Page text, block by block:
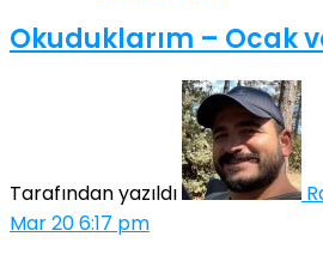
Okuduklarım – Ocak
Tarafından yazıldı
Mar 20 6:17 pm